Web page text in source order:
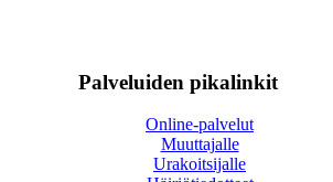
Palveluiden pikalinkit
Online-palvelut
Muuttajalle
Urakoitsijalle